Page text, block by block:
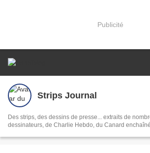
Publicité
Strips Journal
Des strips, des dessins de presse... extraits de
dessinateurs, de Charlie Hebdo, du Canard